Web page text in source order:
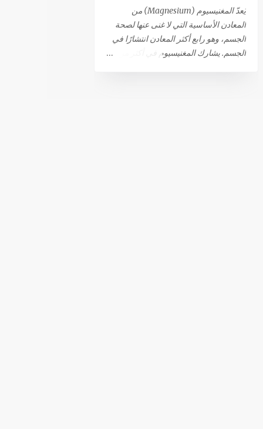
أهم أسباب القذف بدون النشوة الجنسية.
من المحتمل أيضًا أن الذهاب إلى المرحاض
أو ملامسة الحشفة للملابس قد تؤدي إلى
يُعدّ المغنيسيوم (Magnesium) من
المعادن الأساسية التي لا غنى عنها لصحة
الجسم، وهو رابع أكثر المعادن انتشارًا في
الجسم. يشارك المغنيسيوم في أكثر من